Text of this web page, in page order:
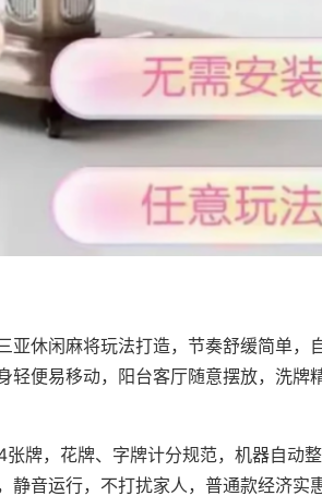
亚休闲麻将玩法打造，节奏舒缓简单，
轻便易移动，阳台客厅随意摆放，洗牌
牌，花牌、字牌计分规范，机器自动
静音运行，不打扰家人，普通款经济实